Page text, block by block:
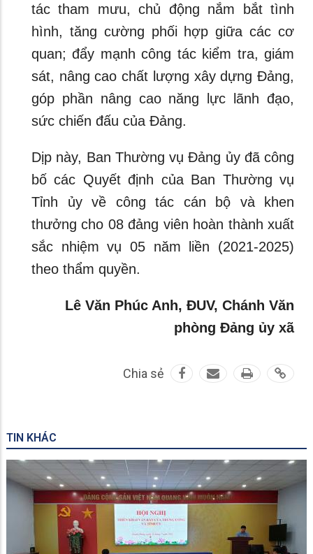
tác tham mưu, chủ động nắm bắt tình
hình, tăng cường phối hợp giữa các cơ
quan; đẩy mạnh công tác kiểm tra, giám
sát, nâng cao chất lượng xây dựng Đảng,
góp phần nâng cao năng lực lãnh đạo,
sức chiến đấu của Đảng.
Dịp này, Ban Thường vụ Đảng ủy đã công
bố các Quyết định của Ban Thường vụ
Tỉnh ủy về công tác cán bộ và khen
thưởng cho 08 đảng viên hoàn thành xuất
sắc nhiệm vụ 05 năm liền (2021-2025)
theo thẩm quyền.
Lê Văn Phúc Anh, ĐUV, Chánh Văn
phòng Đảng ủy xã
Chia sẻ
TIN KHÁC